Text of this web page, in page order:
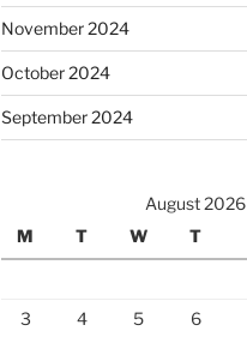
November 2024
October 2024
September 2024
August 2026
M
T W T
3
4 5 6